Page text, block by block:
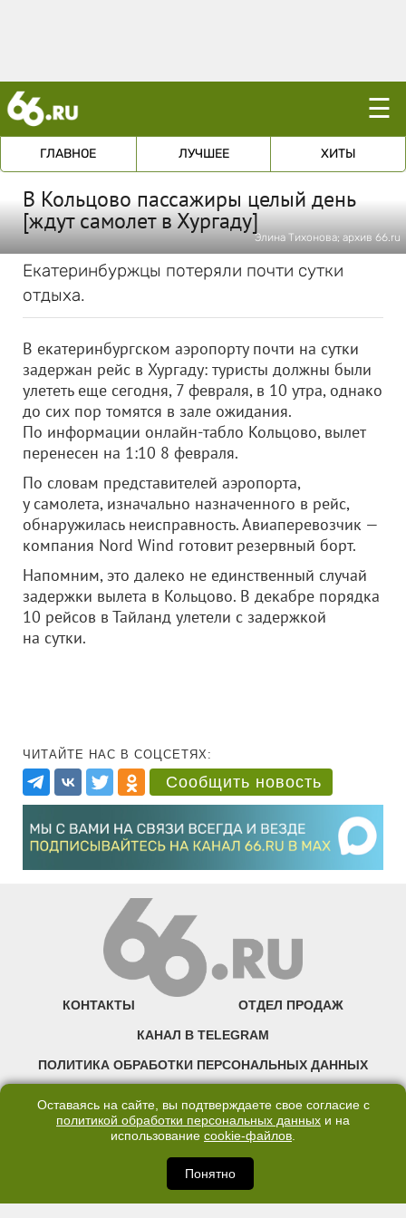
☰
ГЛАВНОЕ ЛУЧШЕЕ ХИТЫ
В Кольцово пассажиры целый день
[ждут самолет в Хургаду]
Элина Тихонова; архив 66.ru
Екатеринбуржцы потеряли почти сутки
отдыха.
В екатеринбургском аэропорту почти на сутки
задержан рейс в Хургаду: туристы должны были
улететь еще сегодня, 7 февраля, в 10 утра, однако
до сих пор томятся в зале ожидания.
По информации онлайн-табло Кольцово, вылет
перенесен на 1:10 8 февраля.
По словам представителей аэропорта,
у самолета, изначально назначенного в рейс,
обнаружилась неисправность. Авиаперевозчик —
компания Nord Wind готовит резервный борт.
Напомним, это далеко не единственный случай
задержки вылета в Кольцово. В декабре порядка
10 рейсов в Тайланд улетели с задержкой
на сутки.
ЧИТАЙТЕ НАС В СОЦСЕТЯХ:
Сообщить новость
КОНТАКТЫ ОТДЕЛ ПРОДАЖ
КАНАЛ В TELEGRAM
ПОЛИТИКА ОБРАБОТКИ ПЕРСОНАЛЬНЫХ ДАННЫХ
©2007—2025 66.RU. Воспроизведение, сообщение, доведение до всеобщего
правообладателя запрещено. Сетевое издание «Современный портал
Екатеринбурга — «66.ru» (18+) зарегистрировано Федеральной службой по
надзору в сфере связи, информационных технологий и массовых коммуникаций
(Роскомнадзор). Регистрационный номер ЭЛ № ФС 77 - 76634 от 02.09.2019
Оставаясь на сайте, вы подтверждаете свое согласие с
политикой обработки персональных данных и на
использование cookie-файлов.
Понятно